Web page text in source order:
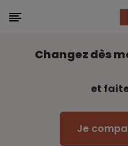
Changez dès
et
Je